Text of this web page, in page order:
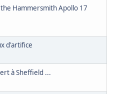
Hammersmith Apollo 17
d'artifice
à Sheffield ...